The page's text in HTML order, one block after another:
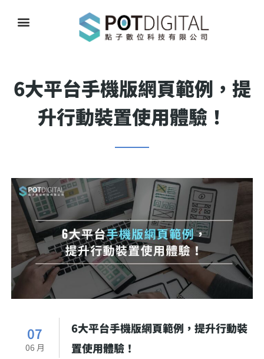
6大平台手機版網頁範例，提
升行動裝置使用體驗！
07
06 月
6大平台手機版網頁範例，提升行動裝
置使用體驗！